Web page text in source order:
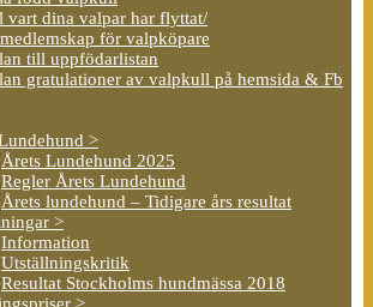
vart dina valpar har flyttat/
för valpköpare
till uppfödarlistan
gratulationer av valpkull på hemsida & Fb
>
Årets Lundehund 2025
Regler Årets Lundehund
Årets lundehund – Tidigare års resultat
>
Information
Utställningskritik
Resultat Stockholms hundmässa 2018
>